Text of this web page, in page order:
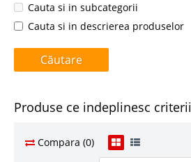
Cauta si in subcategorii
Cauta si in descrierea produselor
Produse ce indeplinesc
Compara (0)